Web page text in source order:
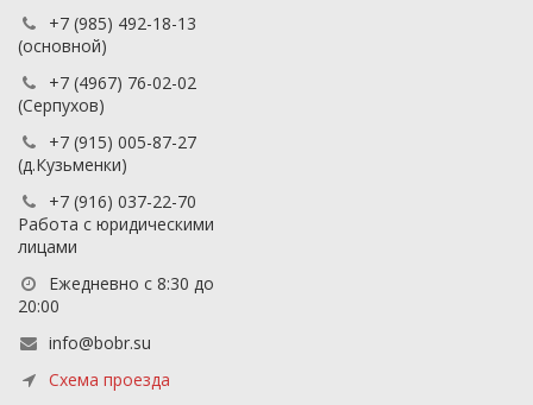
+7 (985) 492-18-13
(основной)
+7 (4967) 76-02-02
(Серпухов)
+7 (915) 005-87-27
(д.Кузьменки)
+7 (916) 037-22-70
Работа с юридическими
лицами
Ежедневно с 8:30 до
20:00
info@bobr.su
Схема проезда